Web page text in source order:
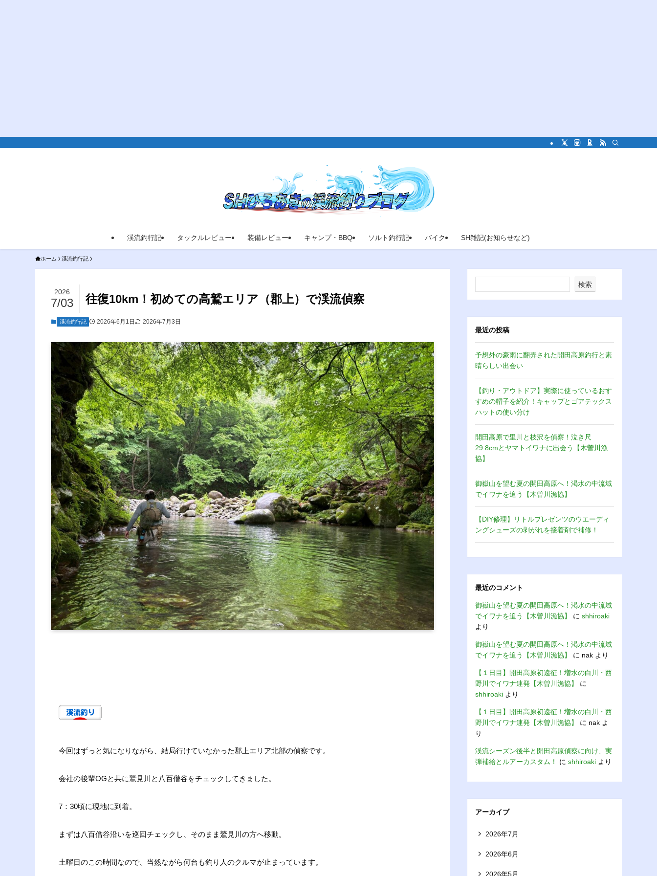
渓流釣行記 タックルレビュー 装備レビュー キャンプ・BBQ ソルト釣行記 バイク SH雑記(お知らせなど)
ホーム 渓流釣行記
往復10km！初めての高鷲エリア（郡上）で渓流偵察
2026
7/03
渓流釣行記 2026年6月1日 2026年7月3日
今回はずっと気になりながら、結局行けていなかった郡上エリア北部の偵察です。
会社の後輩OGと共に鷲見川と八百僧谷をチェックしてきました。
7：30頃に現地に到着。
まずは八百僧谷沿いを巡回チェックし、そのまま鷲見川の方へ移動。
土曜日のこの時間なので、当然ながら何台も釣り人のクルマが止まっています。
検索
最近の投稿
予想外の豪雨に翻弄された開田高原釣行と素
晴らしい出会い
【釣り・アウトドア】実際に使っているおす
すめの帽子を紹介！キャップとゴアテックス
ハットの使い分け
開田高原で里川と枝沢を偵察！泣き尺
29.8cmとヤマトイワナに出会う【木曽川漁
協】
御嶽山を望む夏の開田高原へ！渇水の中流域
でイワナを追う【木曽川漁協】
【DIY修理】リトルプレゼンツのウエーディ
ングシューズの剥がれを接着剤で補修！
最近のコメント
御嶽山を望む夏の開田高原へ！渇水の中流域
でイワナを追う【木曽川漁協】
に shhiroaki
より
御嶽山を望む夏の開田高原へ！渇水の中流域
でイワナを追う【木曽川漁協】
に nak より
【１日目】開田高原初遠征！増水の白川・西
野川でイワナ連発【木曽川漁協】
に
shhiroaki より
【１日目】開田高原初遠征！増水の白川・西
野川でイワナ連発【木曽川漁協】
に nak よ
り
渓流シーズン後半と開田高原偵察に向け、実
弾補給とルアーカスタム！
に shhiroaki より
アーカイブ
2026年7月
2026年6月
2026年5月